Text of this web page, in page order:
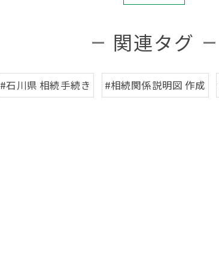
関連タグ
#石川県 相続手続き #相続関係説明図 作成